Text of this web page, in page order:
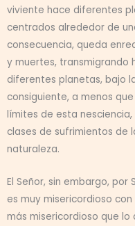
viviente hace diferentes
centrados alrededor de
consecuencia, queda
y muertes, transmigrando
diferentes planetas, bajo
consiguiente, a menos
límites de esta
clases de sufrimientos de
naturaleza.
El Señor, sin embargo, por
es muy misericordioso
más misericordioso que